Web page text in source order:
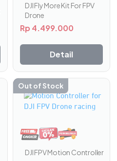
DJI Fly More Kit For FPV
Drone
Rp 4.499.000
Detail
Out of Stock
DJI FPV Motion Controller